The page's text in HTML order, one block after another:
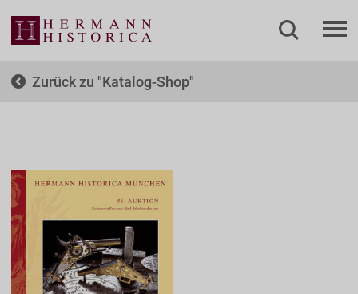
Zurück zu Katalog-Shop